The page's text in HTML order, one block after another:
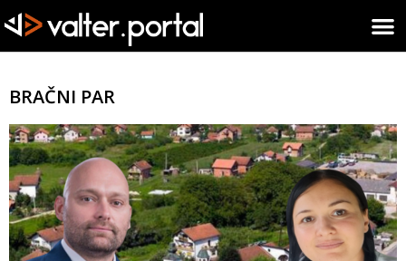
BRAČNI PAR